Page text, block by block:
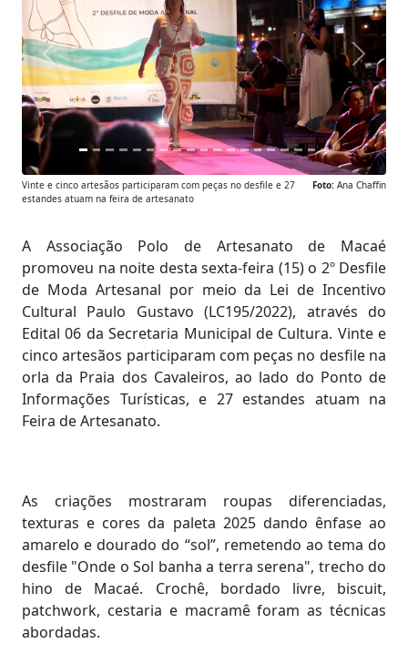
Anterior
Foto: Ana Chaffin
Vinte e cinco artesãos participaram com peças no desfile e 27
estandes atuam na feira de artesanato
A Associação Polo de Artesanato de Macaé
promoveu na noite desta sexta-feira (15) o 2º Desfile
de Moda Artesanal por meio da Lei de Incentivo
Cultural Paulo Gustavo (LC195/2022), através do
Edital 06 da Secretaria Municipal de Cultura. Vinte e
cinco artesãos participaram com peças no desfile na
orla da Praia dos Cavaleiros, ao lado do Ponto de
Informações Turísticas, e 27 estandes atuam na
Feira de Artesanato.
As criações mostraram roupas diferenciadas,
texturas e cores da paleta 2025 dando ênfase ao
amarelo e dourado do “sol”, remetendo ao tema do
desfile "Onde o Sol banha a terra serena", trecho do
hino de Macaé. Crochê, bordado livre, biscuit,
patchwork, cestaria e macramê foram as técnicas
abordadas.